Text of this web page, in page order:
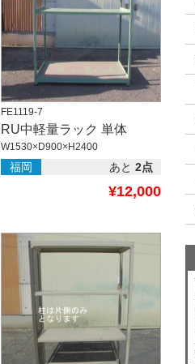
FE1119-7
RU中軽量ラック 単体
W1530×D900×H2400
福岡 あと 2点
¥12,000